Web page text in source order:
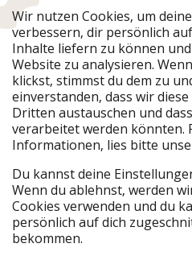
Urlaubspiraten ist Teil der
Unsere Märkte
PiratinViaggio
VakantiePiraten
VoyagesPirates
Urlaubspiraten
TravelPirates
HolidayPirates Group
Lerne uns kennen
Über uns
Wir nutzen Cookies, um
verbessern, dir persönlich
Inhalte liefern zu können
Website zu analysieren.
klickst, stimmst du dem zu
einverstanden, dass wir
Dritten austauschen und
verarbeitet werden könnten.
Informationen, lies bitte
Du kannst deine
Wenn du ablehnst, werden
Cookies verwenden und du
persönlich auf dich
bekommen.